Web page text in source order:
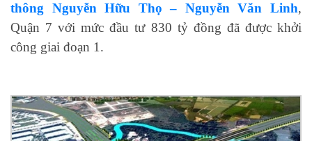
thông Nguyễn Hữu Thọ – Nguyễn Văn Linh,
Quận 7 với mức đầu tư 830 tỷ đồng đã được khởi
công giai đoạn 1.